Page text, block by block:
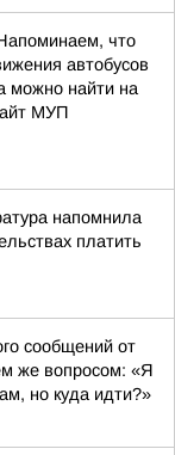
что
автобусов
можно найти на
МУП
напомнила
платить
сообщений от
же вопросом: «Я
но куда идти?»